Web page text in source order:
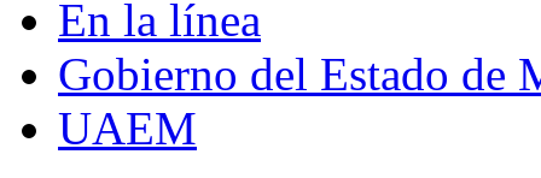
En la línea
Gobierno del Estado de
UAEM